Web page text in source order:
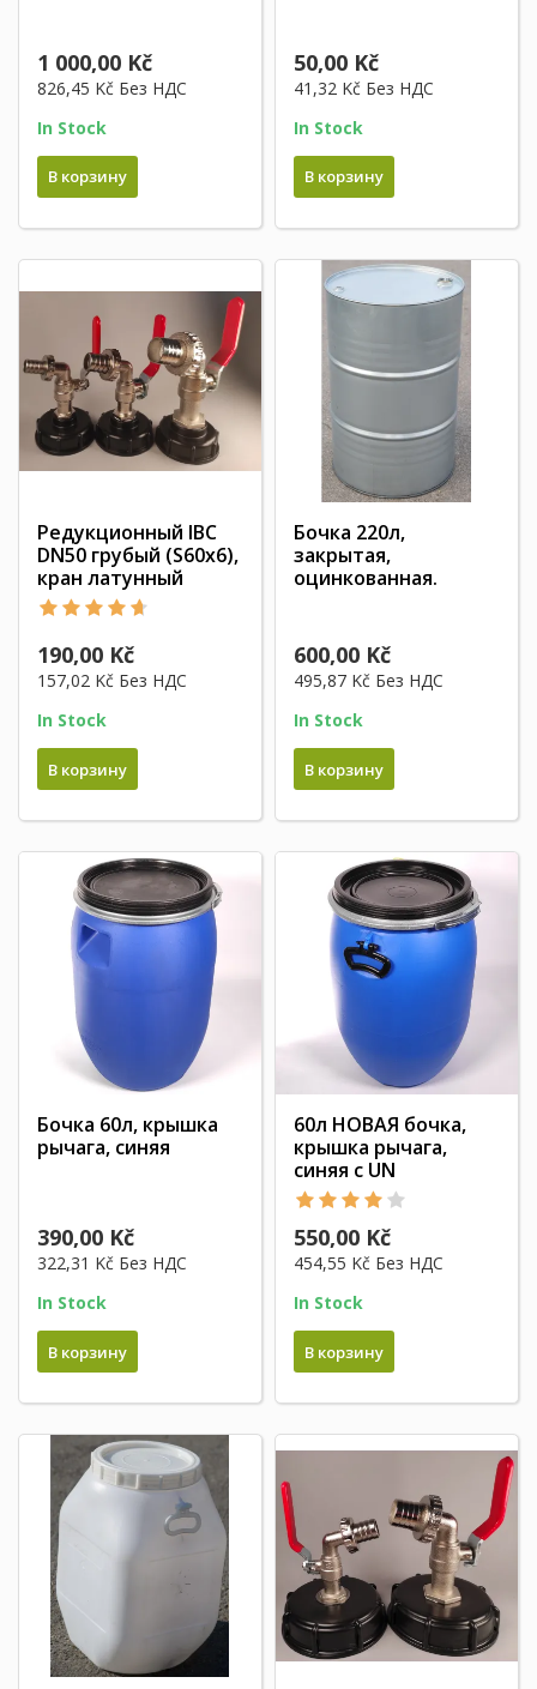
1 000,00 Kč
826,45 Kč Без НДС
In Stock
В корзину
50,00 Kč
41,32 Kč Без НДС
In Stock
В корзину
Редукционный IBC
DN50 грубый (S60x6),
кран латунный
190,00 Kč
157,02 Kč Без НДС
In Stock
В корзину
Бочка 220л,
закрытая,
оцинкованная.
600,00 Kč
495,87 Kč Без НДС
In Stock
В корзину
Бочка 60л, крышка
рычага, синяя
390,00 Kč
322,31 Kč Без НДС
In Stock
В корзину
60л НОВАЯ бочка,
крышка рычага,
синяя с UN
550,00 Kč
454,55 Kč Без НДС
In Stock
В корзину